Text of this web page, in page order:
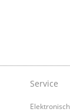
Service